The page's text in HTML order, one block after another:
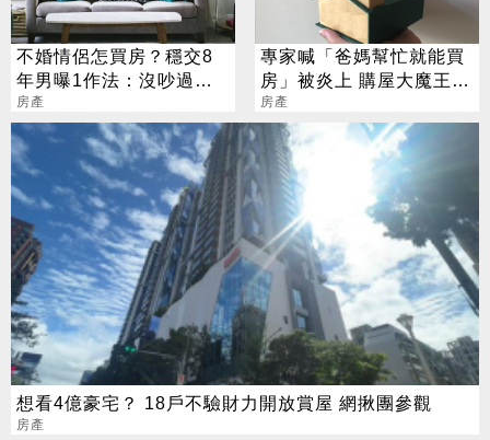
不婚情侶怎買房？穩交8
年男曝1作法：沒吵過架
全憑信任
房產
專家喊「爸媽幫忙就能買
房」被炎上 購屋大魔王曝
光
房產
想看4億豪宅？ 18戶不驗財力開放賞屋 網揪團參觀
房產